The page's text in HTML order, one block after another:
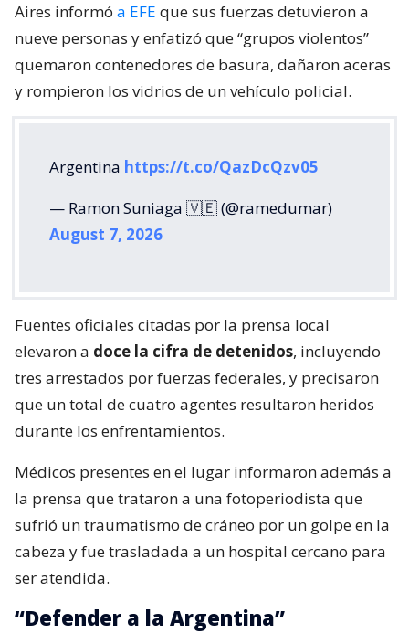
Aires informó a EFE que sus fuerzas detuvieron a
nueve personas y enfatizó que “grupos violentos”
quemaron contenedores de basura, dañaron aceras
y rompieron los vidrios de un vehículo policial.
Argentina https://t.co/QazDcQzv05
— Ramon Suniaga 🇻🇪 (@ramedumar)
August 7, 2026
Fuentes oficiales citadas por la prensa local
elevaron a doce la cifra de detenidos, incluyendo
tres arrestados por fuerzas federales, y precisaron
que un total de cuatro agentes resultaron heridos
durante los enfrentamientos.
Médicos presentes en el lugar informaron además a
la prensa que trataron a una fotoperiodista que
sufrió un traumatismo de cráneo por un golpe en la
cabeza y fue trasladada a un hospital cercano para
ser atendida.
“Defender a la Argentina”